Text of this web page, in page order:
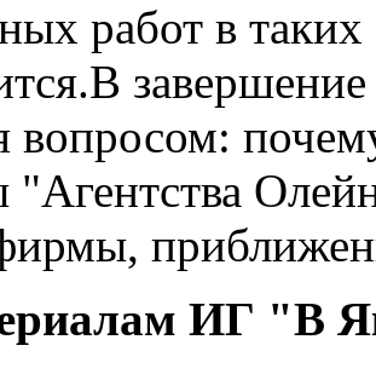
работ в таких
завершение
вопросом:
"Агентства
ИГ "В